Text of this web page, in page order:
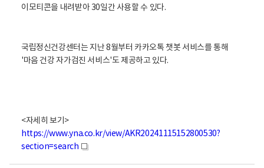
이모티콘을 내려받아 30일간 사용할 수 있다.
국립정신건강센터는 지난 8월부터 카카오톡 챗봇 서비스를 통해
'마음 건강 자가검진 서비스'도 제공하고 있다.
<자세히 보기>
https://www.yna.co.kr/view/AKR20241115152800530?
section=search 새
창